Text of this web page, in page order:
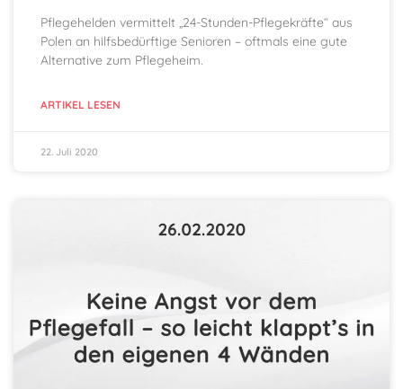
Pflegehelden vermittelt „24-Stunden-Pflegekräfte“ aus
Polen an hilfsbedürftige Senioren – oftmals eine gute
Alternative zum Pflegeheim.
ARTIKEL LESEN
22. Juli 2020